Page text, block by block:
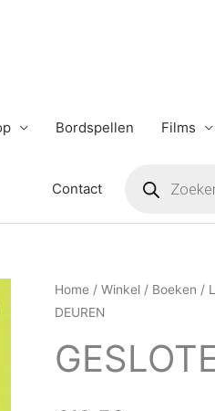
Bordspellen Films
Contact
Home / Winkel / Boeken /
DEUREN
GESLOTEN
DEUREN